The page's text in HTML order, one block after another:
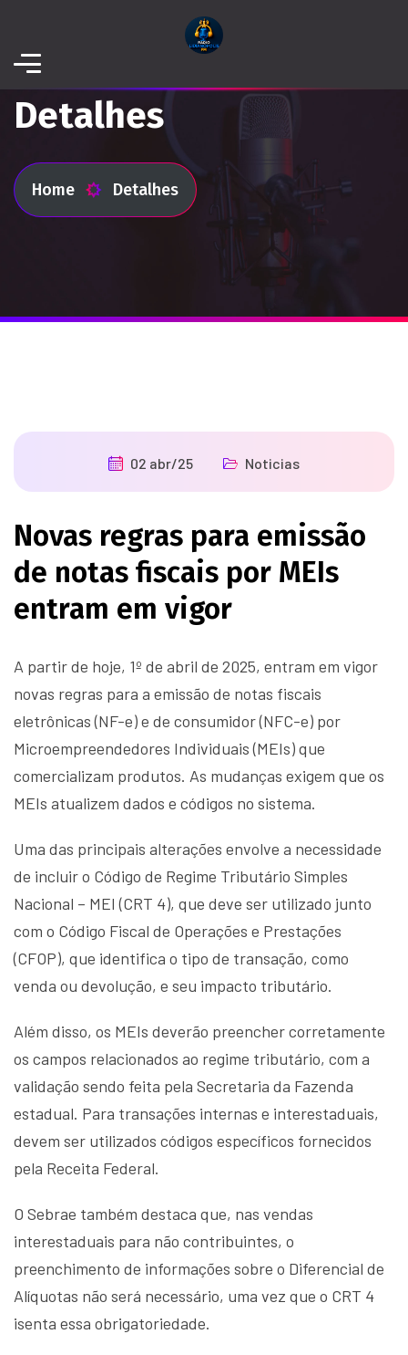
Detalhes
Home Detalhes
02 abr/25 Noticias
Novas regras para emissão
de notas fiscais por MEIs
entram em vigor
A partir de hoje, 1º de abril de 2025, entram em vigor
novas regras para a emissão de notas fiscais
eletrônicas (NF-e) e de consumidor (NFC-e) por
Microempreendedores Individuais (MEIs) que
comercializam produtos. As mudanças exigem que os
MEIs atualizem dados e códigos no sistema.
Uma das principais alterações envolve a necessidade
de incluir o Código de Regime Tributário Simples
Nacional – MEI (CRT 4), que deve ser utilizado junto
com o Código Fiscal de Operações e Prestações
(CFOP), que identifica o tipo de transação, como
venda ou devolução, e seu impacto tributário.
Além disso, os MEIs deverão preencher corretamente
os campos relacionados ao regime tributário, com a
validação sendo feita pela Secretaria da Fazenda
estadual. Para transações internas e interestaduais,
devem ser utilizados códigos específicos fornecidos
pela Receita Federal.
O Sebrae também destaca que, nas vendas
interestaduais para não contribuintes, o
preenchimento de informações sobre o Diferencial de
Alíquotas não será necessário, uma vez que o CRT 4
isenta essa obrigatoriedade.